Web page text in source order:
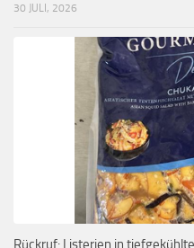
30 JULI, 2026
Rückruf: Listerien in